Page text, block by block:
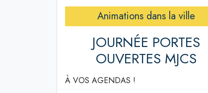
Animations dans la ville
JOURNÉE PORTES
OUVERTES MJCS
À VOS AGENDAS !